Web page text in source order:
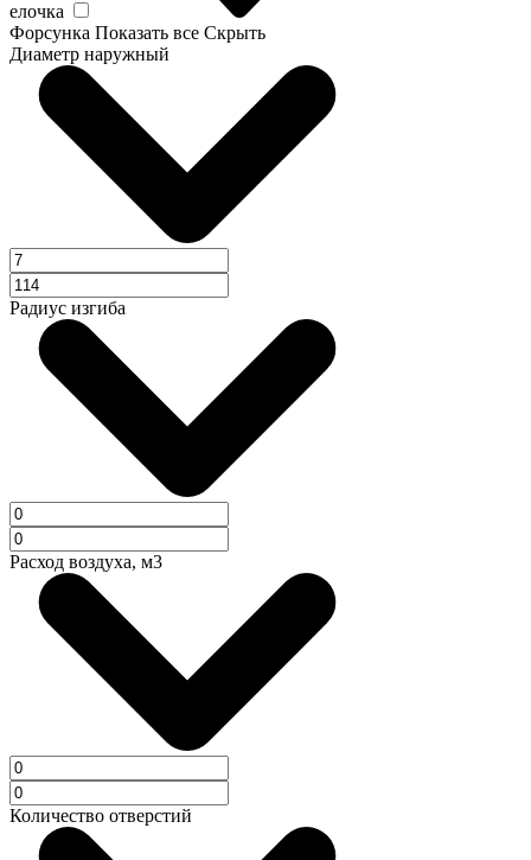
елочка
Форсунка Показать все Скрыть
Диаметр наружный
Радиус изгиба
Расход воздуха, м3
Количество отверстий